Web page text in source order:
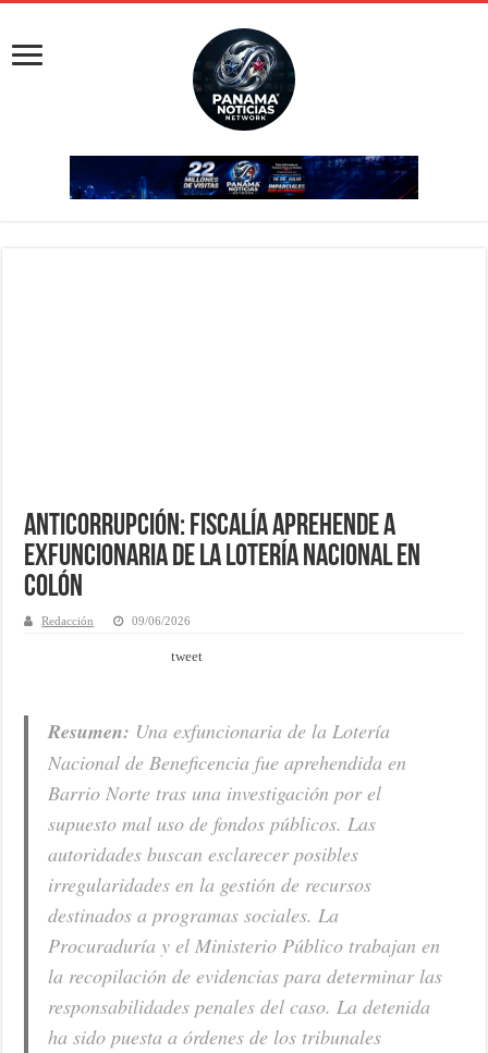
Anticorrupción: Fiscalía aprehende a
exfuncionaria de la Lotería Nacional en
Colón
Redacción 09/06/2026
tweet
Resumen: Una exfuncionaria de la Lotería
Nacional de Beneficencia fue aprehendida en
Barrio Norte tras una investigación por el
supuesto mal uso de fondos públicos. Las
autoridades buscan esclarecer posibles
irregularidades en la gestión de recursos
destinados a programas sociales. La
Procuraduría y el Ministerio Público trabajan en
la recopilación de evidencias para determinar las
responsabilidades penales del caso. La detenida
ha sido puesta a órdenes de los tribunales